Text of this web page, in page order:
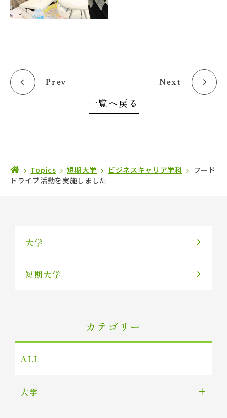
Prev
一覧へ戻る
Next
Topics 短期大学 ビジネスキャリア学科
フード
ドライブ活動を実施しました
大学
短期大学
カテゴリー
ALL
大学